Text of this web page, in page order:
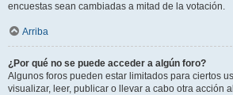
encuestas sean cambiadas a mitad de la votación.
Arriba
¿Por qué no se puede acceder a algún foro?
Algunos foros pueden estar limitados para ciertos
visualizar, leer, publicar o llevar a cabo otra acción